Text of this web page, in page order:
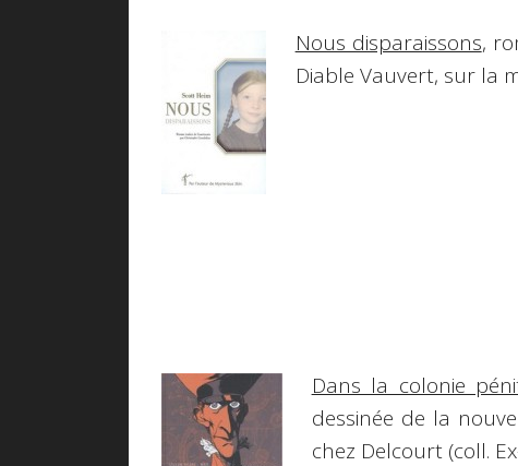
Nous disparaissons,
Diable Vauvert, sur la
Dans la colonie
dessinée de la
chez Delcourt (coll.